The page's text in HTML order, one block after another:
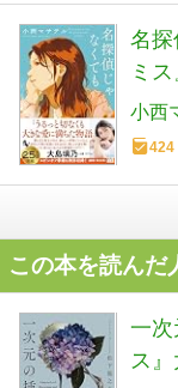
名探
ミ
小西
424
この本を読んだ
一次
ス